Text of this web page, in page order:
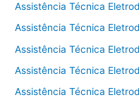
Assistência Técnica
Assistência Técnica
Assistência Técnica
Assistência Técnica
Assistência Técnica